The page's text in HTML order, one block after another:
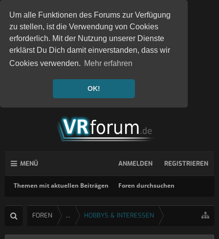
Um alle Funktionen des Forums zur Verfügung
zu stellen, ist die Verwendung von Cookies
erforderlich. Mit der Nutzung unserer Dienste
erklärst Du Dich damit einverstanden, dass wir
Cookies verwenden. Mehr erfahren
OK!
MENÜ
Themen mit aktuellen Beiträgen Foren durchsuchen
ANMELDEN REGISTRIEREN
FOREN ... HOBBYS & INTERESSEN